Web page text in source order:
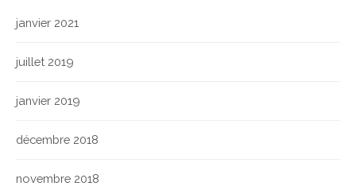
janvier 2021
juillet 2019
janvier 2019
décembre 2018
novembre 2018